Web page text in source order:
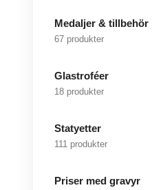
Medaljer & tillbehör
67 produkter
Glastroféer
18 produkter
Statyetter
111 produkter
Priser med gravyr